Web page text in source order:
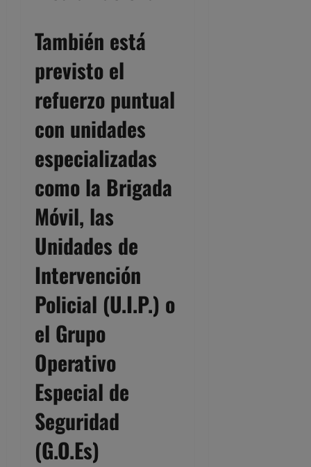
También está
previsto el
refuerzo puntual
con unidades
especializadas
como la Brigada
Móvil, las
Unidades de
Intervención
Policial (U.I.P.) o
el Grupo
Operativo
Especial de
Seguridad
(G.O.Es)